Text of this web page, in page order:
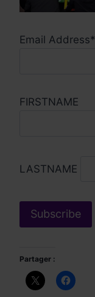
Email Address*
FIRSTNAME
LASTNAME
Partager :